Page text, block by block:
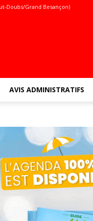
Doubs/Grand Besançon)
AVIS ADMINISTRATIFS